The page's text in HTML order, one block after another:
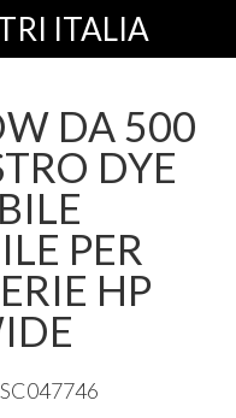
ITALIA
DA 500
DYE
PER
HP